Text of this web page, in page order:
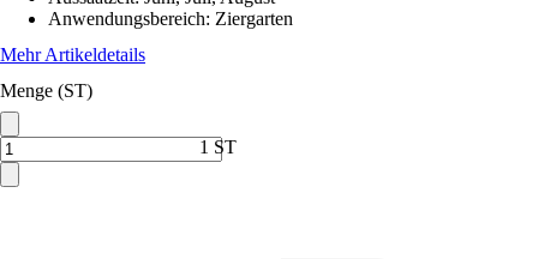
Anwendungsbereich: Ziergarten
Mehr Artikeldetails
Menge (ST)
1 ST